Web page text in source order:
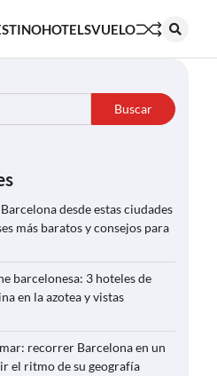
HOTELSVUELO
Buscar
desde estas ciudades
más baratos y consejos para
barcelonesa: 3 hoteles de
en la azotea y vistas
recorrer Barcelona en un
el ritmo de su geografía